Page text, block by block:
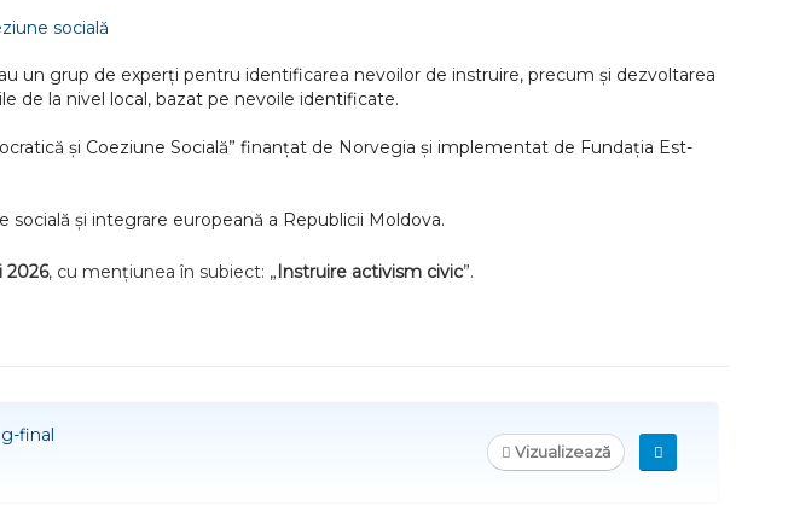
socială
un grup de experți pentru identificarea nevoilor de instruire, precum și dezvoltarea
de la nivel local, bazat pe nevoile identificate.
și Coeziune Socială” finanțat de Norvegia și implementat de Fundația Est-
și integrare europeană a Republicii Moldova.
2026, cu mențiunea în subiect: „Instruire activism civic”.
final
Vizualizează